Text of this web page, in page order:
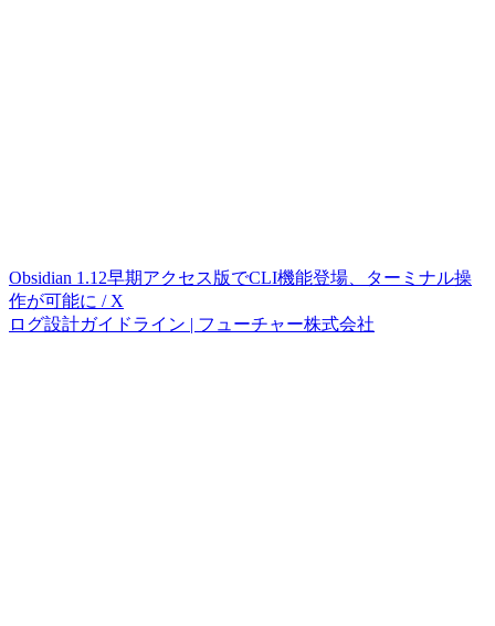
Obsidian 1.12早期アクセス版でCLI機能登場、ターミナル操
作が可能に / X
ログ設計ガイドライン | フューチャー株式会社